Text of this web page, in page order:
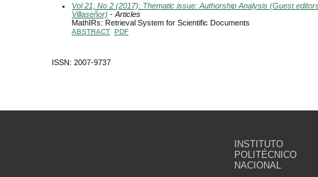
Vol 21, No 2 (2017): Thematic issue: Authorship Analysis (Guest
Villaseñor) - Articles
MathIRs: Retrieval System for Scientific Documents
ABSTRACT PDF
ISSN: 2007-9737
INSTITUTO
POLITÉCNICO
NACIONAL